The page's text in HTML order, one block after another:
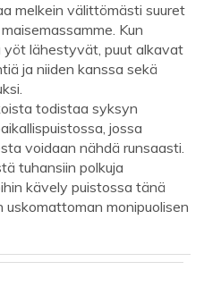
melkein välittömästi suuret
Kun
yöt lähestyvät, puut alkavat
ja niiden kanssa sekä
todistaa syksyn
jossa
voidaan nähdä runsaasti.
tuhansiin polkuja
kävely puistossa tänä
monipuolisen